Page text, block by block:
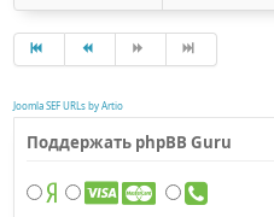
Joomla SEF URLs by Artio
Поддержать phpBB Guru